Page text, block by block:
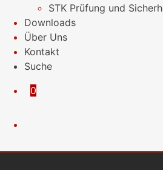
STK Prüfung und
Downloads
Über Uns
Kontakt
Suche
0